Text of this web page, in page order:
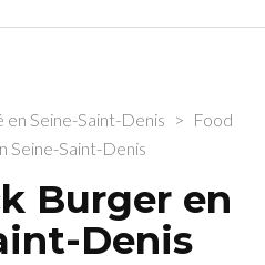
en Seine-Saint-Denis > Food
Seine-Saint-Denis
Burger en
Denis